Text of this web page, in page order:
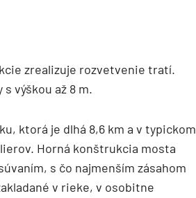
zrealizuje rozvetvenie tratí.
výškou až 8 m.
ktorá je dlhá 8,6 km a v typickom
Horná konštrukcia mosta
s čo najmenším zásahom
v rieke, v osobitne